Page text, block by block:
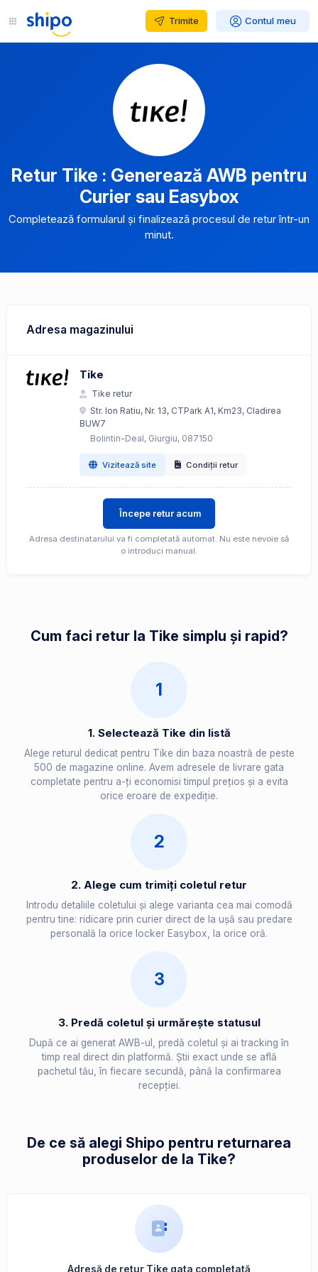
Trimite Contul meu
Retur Tike : Generează AWB pentru
Curier sau Easybox
Completează formularul și finalizează procesul de retur într-un
minut.
Adresa magazinului
Tike
Tike retur
Str. Ion Ratiu, Nr. 13, CTPark A1, Km23, Cladirea
BUW7
Bolintin-Deal, Giurgiu, 087150
Vizitează site Condiții retur
Începe retur acum
Adresa destinatarului va fi completată automat. Nu este nevoie să
o introduci manual.
Cum faci retur la Tike simplu și rapid?
1
1. Selectează Tike din listă
Alege returul dedicat pentru Tike din baza noastră de peste
500 de magazine online. Avem adresele de livrare gata
completate pentru a-ți economisi timpul prețios și a evita
orice eroare de expediție.
2
2. Alege cum trimiți coletul retur
Introdu detaliile coletului și alege varianta cea mai comodă
pentru tine: ridicare prin curier direct de la ușă sau predare
personală la orice locker Easybox, la orice oră.
3
3. Predă coletul și urmărește statusul
După ce ai generat AWB-ul, predă coletul și ai tracking în
timp real direct din platformă. Știi exact unde se află
pachetul tău, în fiecare secundă, până la confirmarea
recepției.
De ce să alegi Shipo pentru returnarea
produselor de la Tike?
Adresă de retur Tike gata completată